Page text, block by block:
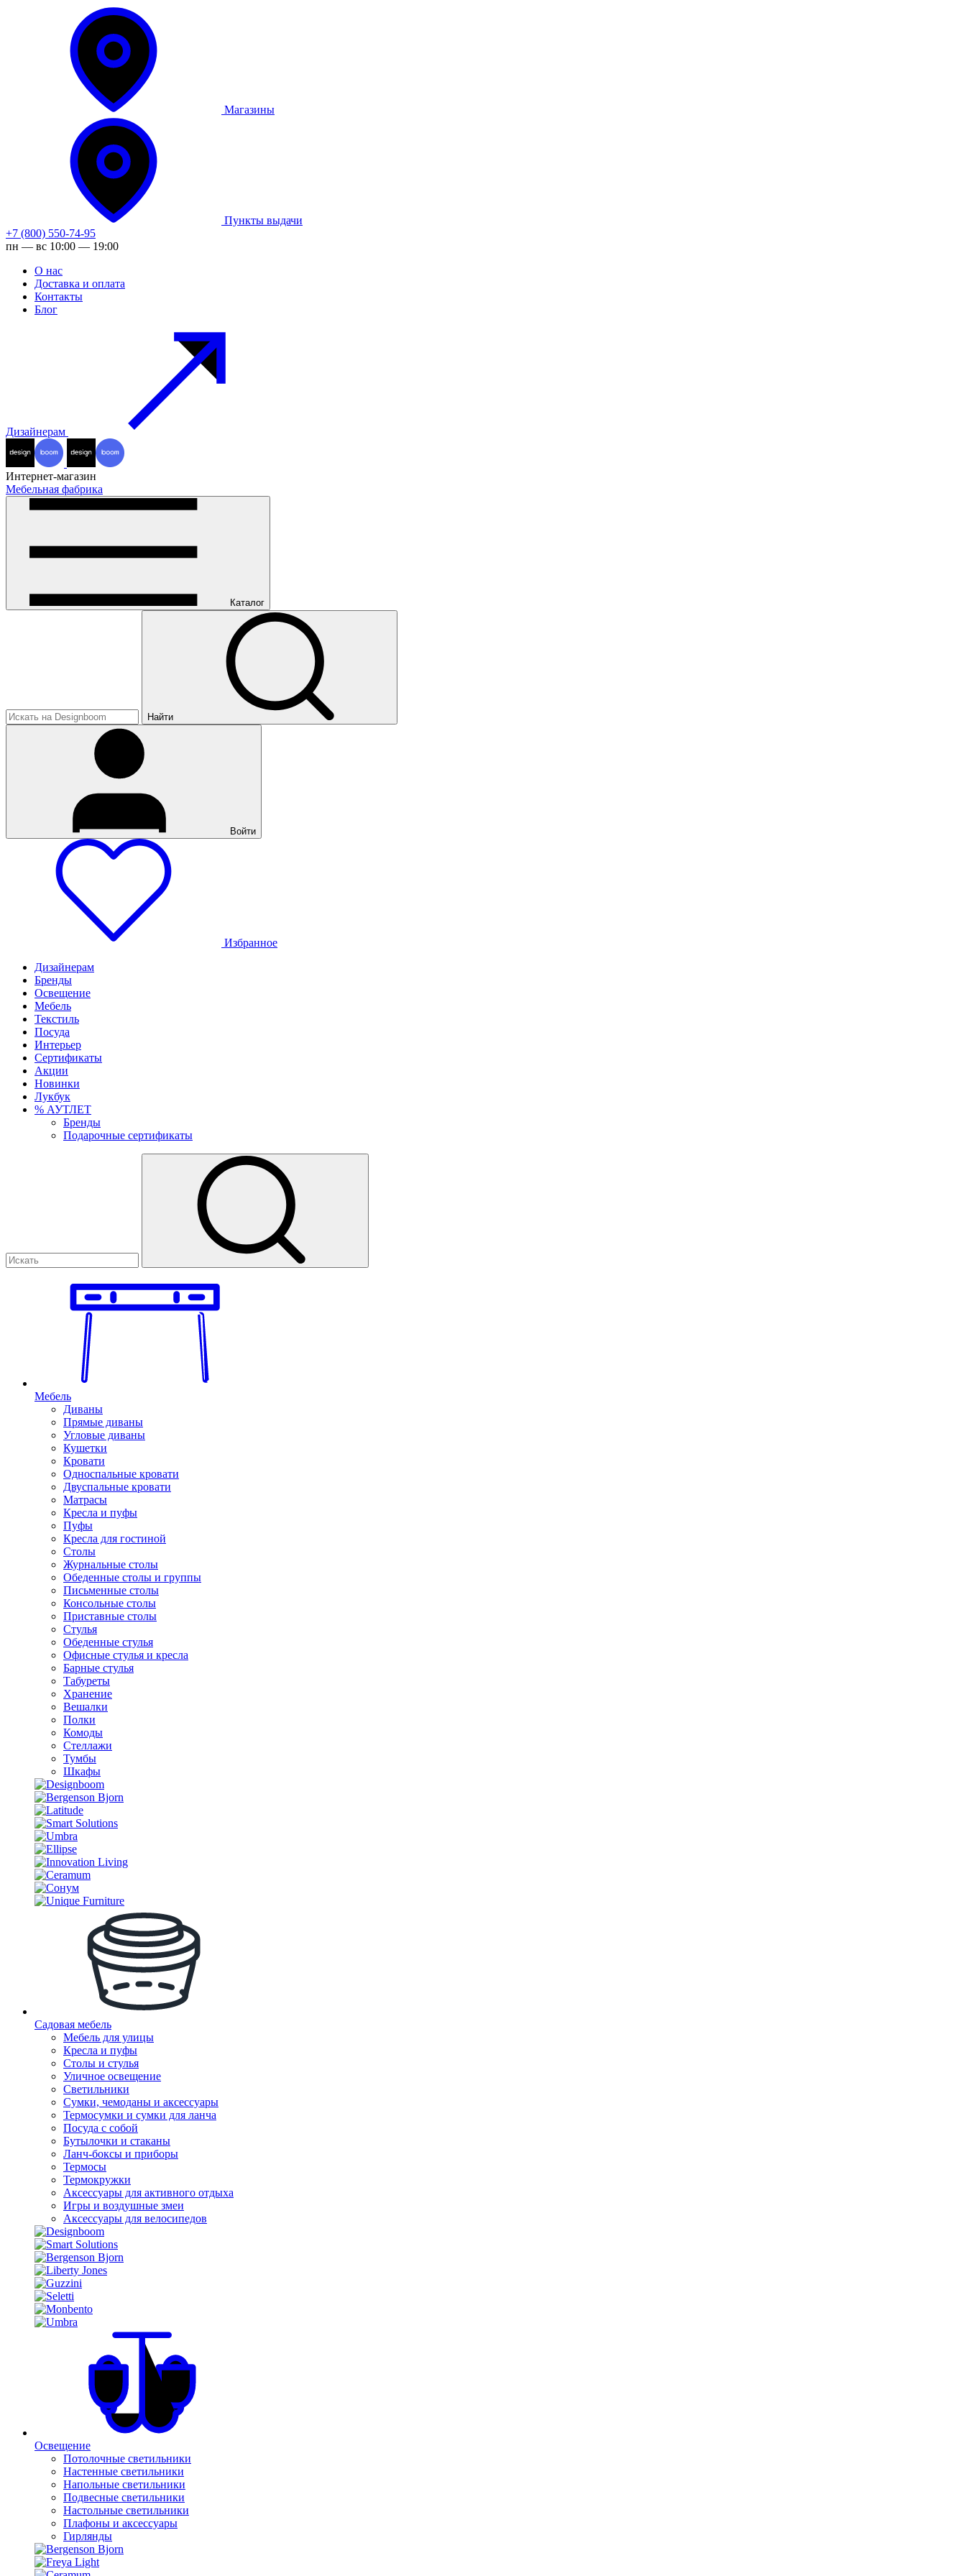
Магазины
Пункты выдачи
+7 (800) 550-74-95
пн — вс 10:00 — 19:00
О нас
Доставка и оплата
Контакты
Блог
Дизайнерам
Интернет-магазин
Мебельная фабрика
Каталог
Найти
Войти
Избранное
Дизайнерам
Бренды
Освещение
Мебель
Текстиль
Посуда
Интерьер
Сертификаты
Акции
Новинки
Лукбук
% АУТЛЕТ
Бренды
Подарочные сертификаты
Мебель
Диваны
Прямые диваны
Угловые диваны
Кушетки
Кровати
Односпальные кровати
Двуспальные кровати
Матрасы
Кресла и пуфы
Пуфы
Кресла для гостиной
Столы
Журнальные столы
Обеденные столы и группы
Письменные столы
Консольные столы
Приставные столы
Стулья
Обеденные стулья
Офисные стулья и кресла
Барные стулья
Табуреты
Хранение
Вешалки
Полки
Комоды
Стеллажи
Тумбы
Шкафы
Садовая мебель
Мебель для улицы
Кресла и пуфы
Столы и стулья
Уличное освещение
Светильники
Сумки, чемоданы и аксессуары
Термосумки и сумки для ланча
Посуда с собой
Бутылочки и стаканы
Ланч-боксы и приборы
Термосы
Термокружки
Аксессуары для активного отдыха
Игры и воздушные змеи
Аксессуары для велосипедов
Освещение
Потолочные светильники
Настенные светильники
Напольные светильники
Подвесные светильники
Настольные светильники
Плафоны и аксессуары
Гирлянды